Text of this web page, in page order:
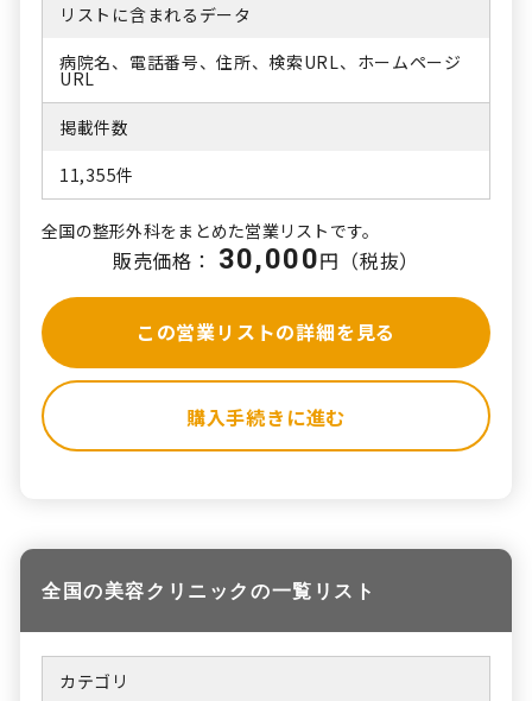
リストに含まれるデータ
病院名、電話番号、住所、検索URL、ホームページ
URL
掲載件数
11,355件
全国の整形外科をまとめた営業リストです。
販売価格： 30,000円（税抜）
この営業リストの詳細を見る
購入手続きに進む
全国の美容クリニックの一覧リスト
カテゴリ